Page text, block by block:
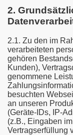
2.
2.1. Zu den im
verarbeiteten
gehören
Kunden),
genommene
besuchten
an unseren
(Geräte-IDs, IP-
(z.B., Eingaben
Vertragserfüllung
28. bis 29. April
- 16. bis 17. März
21.+22.01.2012